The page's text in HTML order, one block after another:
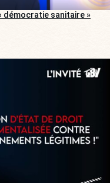
démocratie sanitaire »